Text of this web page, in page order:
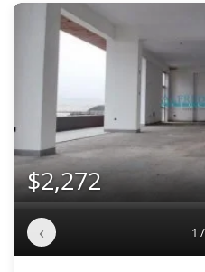
$2,272
‹ 1